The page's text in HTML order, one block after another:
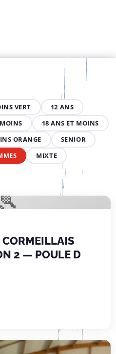
VERT
12 ANS
18 ANS ET MOINS
ORANGE SENIOR
MIXTE
2 — POULE D